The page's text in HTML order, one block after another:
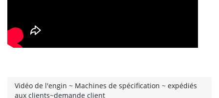
Vidéo de l'engin ~ Machines de spécification ~ expédiés
aux clients~demande client